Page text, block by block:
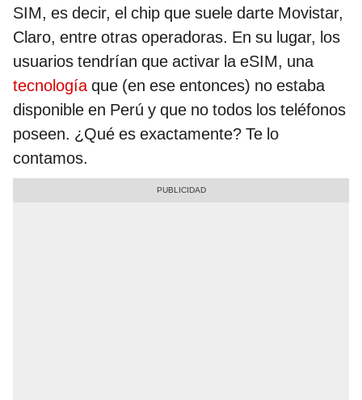
SIM, es decir, el chip que suele darte Movistar,
Claro, entre otras operadoras. En su lugar, los
usuarios tendrían que activar la eSIM, una
tecnologíaque (en ese entonces) no estaba
disponible en Perú y que no todos los teléfonos
poseen. ¿Qué es exactamente? Te lo
contamos.